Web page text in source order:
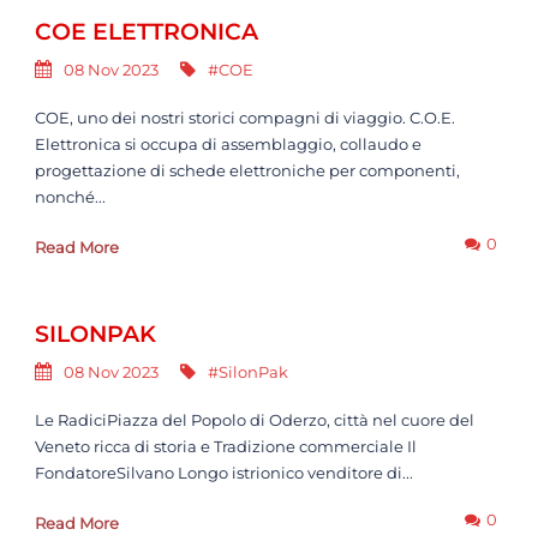
COE ELETTRONICA
08 Nov 2023 #COE
COE, uno dei nostri storici compagni di viaggio. C.O.E.
Elettronica si occupa di assemblaggio, collaudo e
progettazione di schede elettroniche per componenti,
nonché...
Read More 0
SILONPAK
08 Nov 2023 #SilonPak
Le RadiciPiazza del Popolo di Oderzo, città nel cuore del
Veneto ricca di storia e Tradizione commerciale Il
FondatoreSilvano Longo istrionico venditore di...
Read More 0